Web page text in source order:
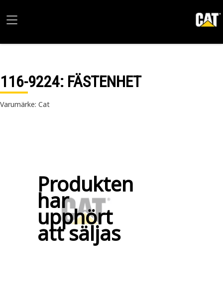
116-9224: FÄSTENHET
Varumärke: Cat
Produkten
har
upphört
att säljas